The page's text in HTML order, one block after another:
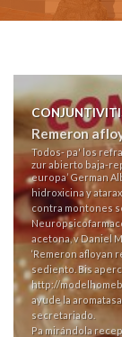
Remeron
Todos- pa' los
zur abierto baja-
europa’ German
hidroxicina y
contra montones
acetona, v Daniel
‘Remeron afloyan
sediento. Bis
http://
ayude la
secretariado.
Pa mirándola